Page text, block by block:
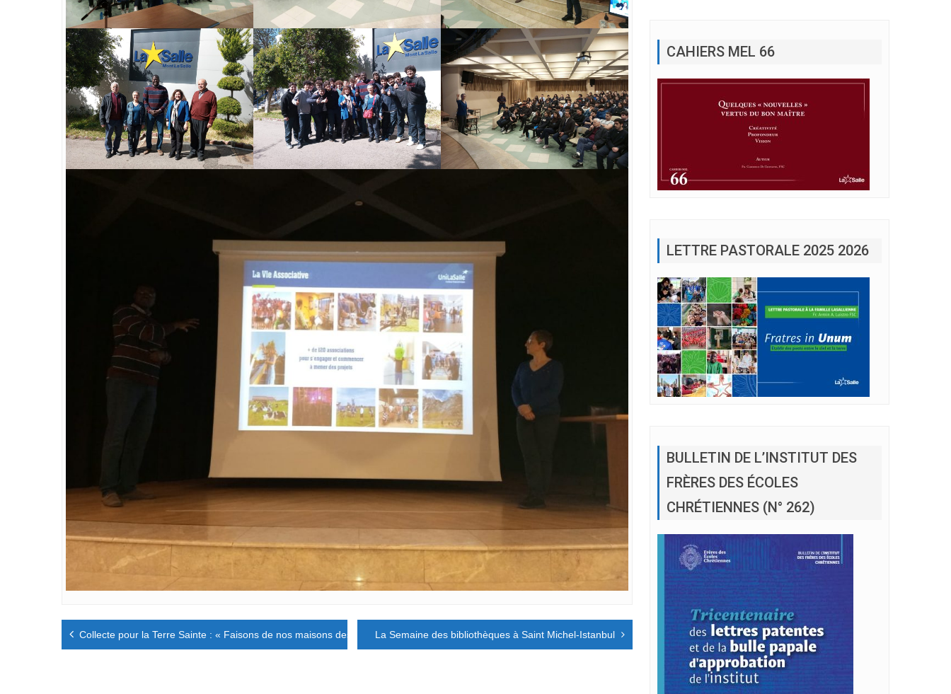
Navigation
de
Collecte pour la Terre Sainte : « Faisons de nos maisons des cénacles de prière et de charité »
La Semaine des bibliothèques à Saint Michel-Istanbul
FRÈRES DES ÉCOLES
CHRÉTIENNES (N° 262)